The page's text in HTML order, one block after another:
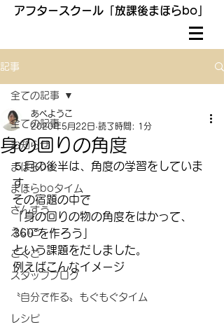
アフタースクール「放課後まほらbo」
記事
全ての記事
お知らせ
まほらbo
まほらboタイム
さんすう
えいご
こくご
スタッフブログ
〝自分で作る〟もぐもぐタイム
レシピ
全ての記事
身の回りの角度
あべようこ
2020年5月22日 読了時間: 1分
５月の後半は、角度の学習をしていま
す。
その宿題の中で
「身の回りの物の角度をはかって、
360°を作ろう」
という課題をだしました。
例えばこんなイメージ